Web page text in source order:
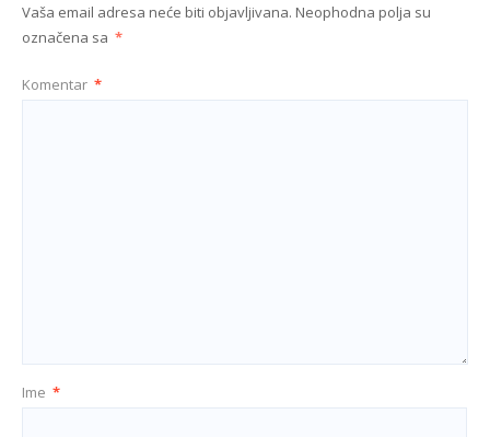
Vaša email adresa neće biti objavljivana. Neophodna polja su
označena sa *
Komentar *
Ime *